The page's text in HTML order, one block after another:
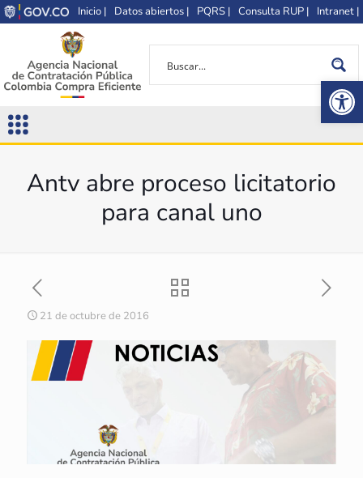
Inicio | Datos abiertos | PQRS | Consulta RUP | Intranet |
Antv abre proceso licitatorio
para canal uno
21 de octubre de 2016